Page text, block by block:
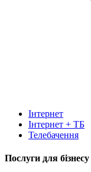
Інтернет
Інтернет + ТБ
Телебачення
Послуги для бізнесу